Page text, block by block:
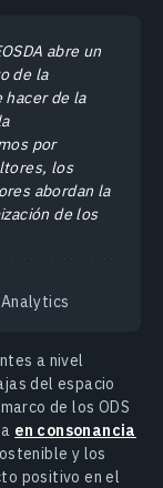
abre un
de la
hacer de la
por
los
abordan la
de los
a nivel
del espacio
de los ODS
en consonancia
y los
positivo en el